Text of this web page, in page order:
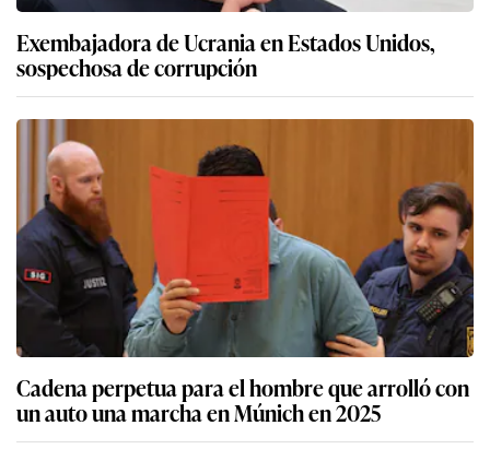
Exembajadora de Ucrania en Estados Unidos,
sospechosa de corrupción
Cadena perpetua para el hombre que arrolló con
un auto una marcha en Múnich en 2025